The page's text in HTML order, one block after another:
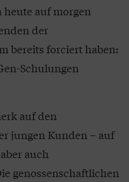
auf morgen
der
bereits forciert haben:
Schulungen
auf den
jungen Kunden – auf
auch
genossenschaftlichen